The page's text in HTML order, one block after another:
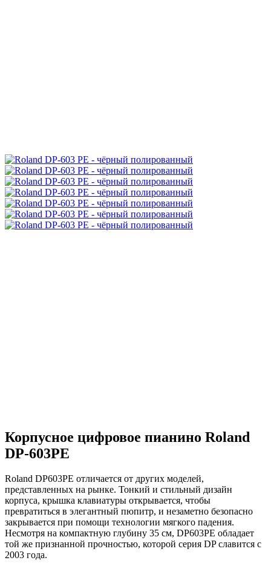
Корпусное цифровое пианино Roland
DP-603PE
Roland DP603PE отличается от других моделей,
представленных на рынке. Тонкий и стильный дизайн
корпуса, крышка клавиатуры открывается, чтобы
превратиться в элегантный пюпитр, и незаметно безопасно
закрывается при помощи технологии мягкого падения.
Несмотря на компактную глубину 35 см, DP603PE обладает
той же признанной прочностью, которой серия DP славится с
2003 года.